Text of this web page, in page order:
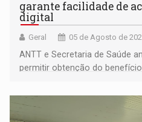
garante facilidade de
digital
Geral 05 de Agosto de
ANTT e Secretaria de Saúde
permitir obtenção do